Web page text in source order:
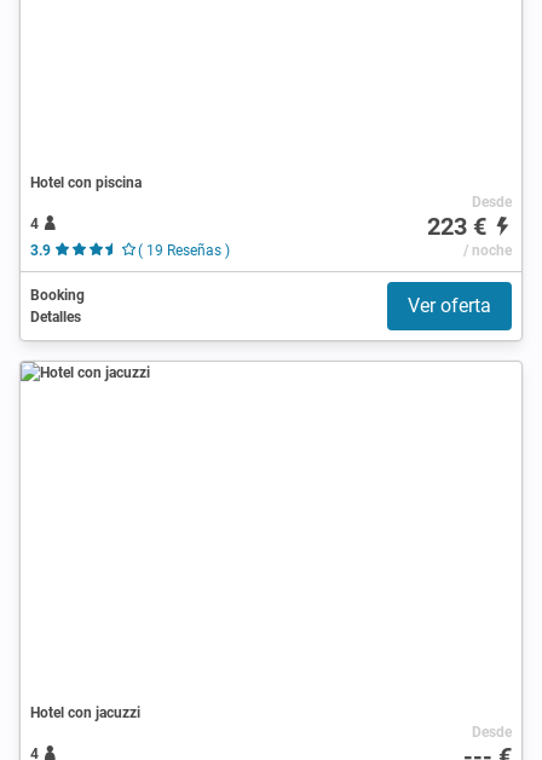
Hotel con piscina
4
3.9
( 19 Reseñas )
Desde
223 €
/ noche
Booking
Detalles
Ver oferta
Hotel con jacuzzi
4
Desde